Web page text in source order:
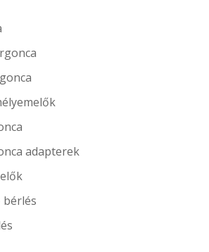
adapterek
bérlés